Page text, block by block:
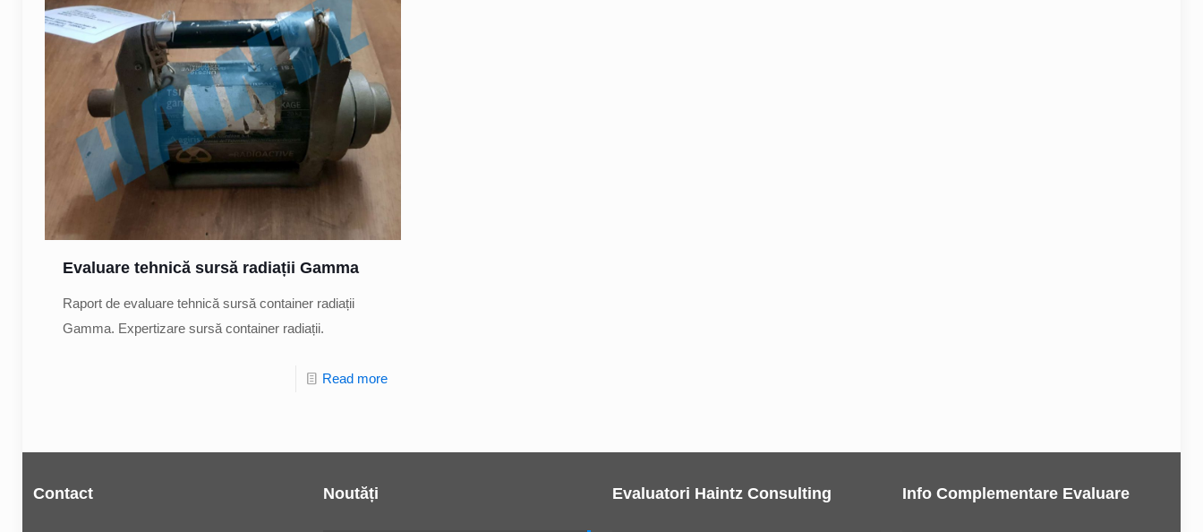
Evaluare tehnică sursă radiații Gamma
Raport de evaluare tehnică sursă container radiații
Gamma. Expertizare sursă container radiații.
Read more
Contact Noutăți Evaluatori Haintz Consulting Info Complementare Evaluare